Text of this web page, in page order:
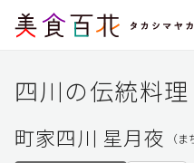
四川の伝統料
町家四川 星月夜 （